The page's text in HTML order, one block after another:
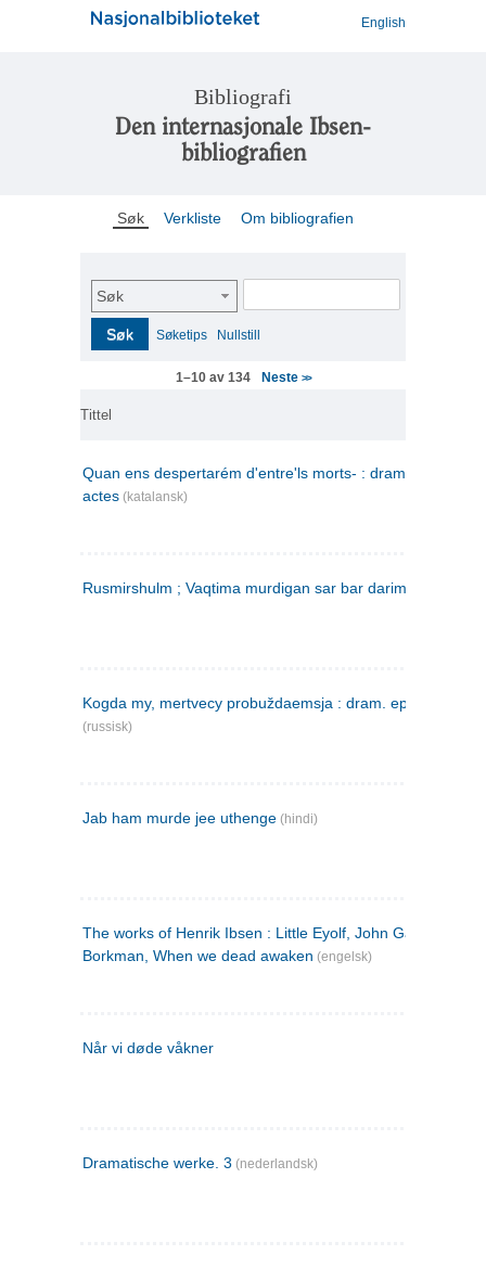
English
Bibliografi
Den internasjonale Ibsen-
bibliografien
Søk Verkliste Om bibliografien
Søk
Søk Søketips Nullstill
1–10 av 134 Neste >>
Tittel
Quan ens despertarém d'entre'ls morts- : drama en tres
actes (katalansk)
Rusmirshulm ; Vaqtima murdigan sar bar darim
Kogda my, mertvecy probuždaemsja : dram. epilog v 3 d
(russisk)
Jab ham murde jee uthenge (hindi)
The works of Henrik Ibsen : Little Eyolf, John Gabriel
Borkman, When we dead awaken (engelsk)
Når vi døde våkner
Dramatische werke. 3 (nederlandsk)